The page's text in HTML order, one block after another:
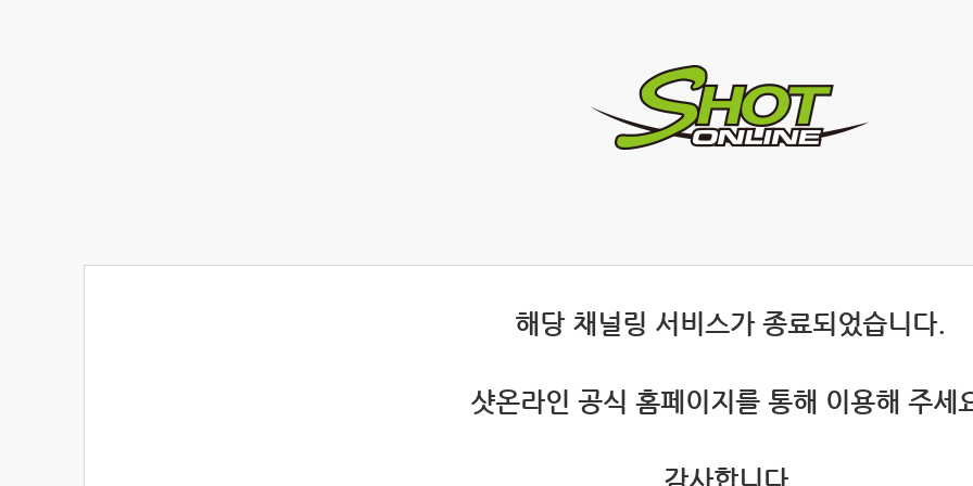
해당 채널링 서비스가 종료되었습니다.
샷온라인 공식 홈페이지를 통해 이용해 주세